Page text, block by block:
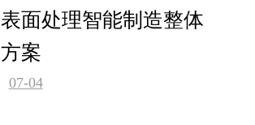
表面处理智能制造整体
方案
07-04